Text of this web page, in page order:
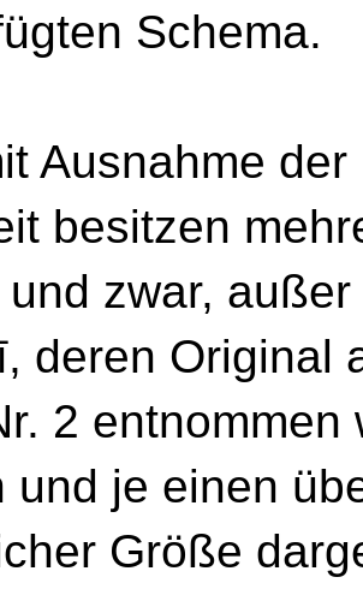
Schema.
Ausnahme
besitzen
und zwar,
deren Original
2
und je einen
Größe